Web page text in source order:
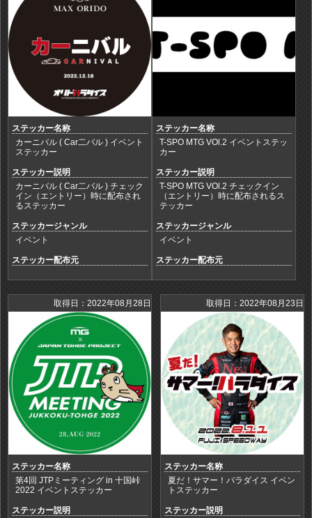
ステッカー名称
カーニバル ( Car二バル ) イベント
ステッカー
ステッカー説明
カーニバル ( Car二バル ) チェック
イン（エントリー）時に配布され
るステッカー
ステッカージャンル
イベント
ステッカー配布元
ステッカー名称
T-SPO MTG VOl.2 イベントステッ
カー
ステッカー説明
T-SPO MTG VOl.2 チェックイン
（エントリー）時に配布されるス
テッカー
ステッカージャンル
イベント
ステッカー配布元
取得日：2022年08月28日
ステッカー名称
第4回 JTPミーティング in 十国峠
2022 イベントステッカー
ステッカー説明
取得日：2022年08月23日
ステッカー名称
夏だ！サマー！パラダイス イベン
トステッカー
ステッカー説明